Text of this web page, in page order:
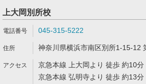
上大岡別所校
045-315-5222
神奈川県横浜市南区別所1-15-12
京急本線 上大岡より 徒歩 約10分
京急本線 弘明寺より 徒歩 約13分